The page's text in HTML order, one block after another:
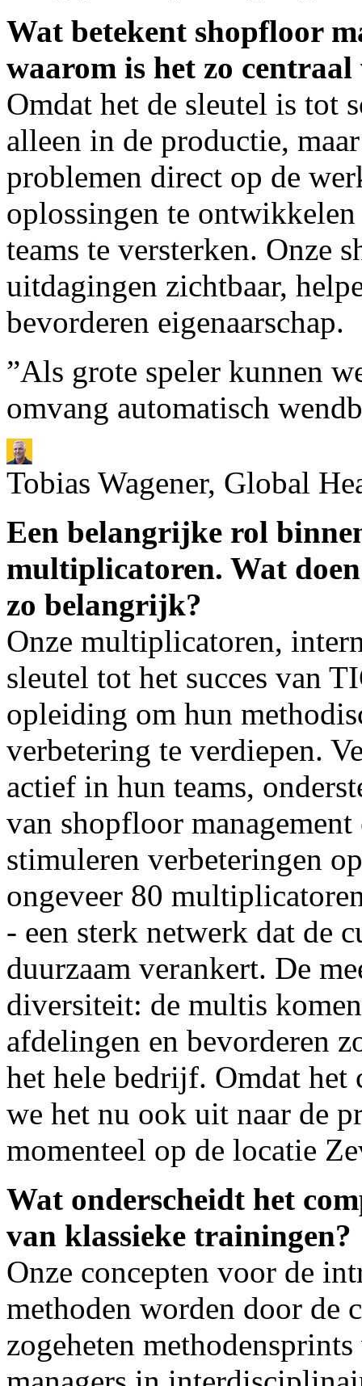
Wat betekent shopfloor
waarom is het zo
Omdat het de sleutel is tot
alleen in de productie,
problemen direct op de
oplossingen te
teams te versterken. Onze
uitdagingen zichtbaar,
bevorderen eigenaarschap.
”Als grote speler kunnen
omvang automatisch
Tobias Wagener, Global
Een belangrijke rol
multiplicatoren. Wat
zo belangrijk?
Onze multiplicatoren,
sleutel tot het succes van
opleiding om hun
verbetering te verdiepen.
actief in hun teams,
van shopfloor
stimuleren verbeteringen
ongeveer 80
- een sterk netwerk dat de
duurzaam verankert. De
diversiteit: de multis
afdelingen en bevorderen
het hele bedrijf. Omdat het
we het nu ook uit naar de
momenteel op de locatie
Wat onderscheidt het
van klassieke trainingen?
Onze concepten voor de
methoden worden door
zogeheten